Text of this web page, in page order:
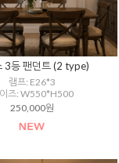
3등 팬던트 (2 type)
램프: E26*3
즈: W550*H500
250,000원